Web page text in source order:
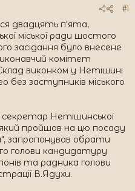
#1
двадцять п'ята,
міської ради шостого
засідання було внесене
комітет
виконком у Нетішині
заступників міського
секретар Нетішинської
пройшов на цю посаду
запропонував обрати
голови кандидатуру
та радника голови
В.Ядухи.